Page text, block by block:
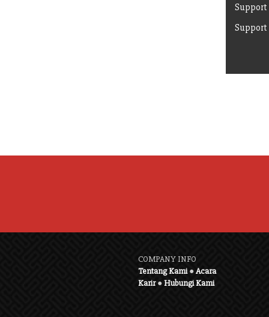
Support
Support
COMPANY INFO
Tentang Kami●Acara
Karir●Hubungi Kami